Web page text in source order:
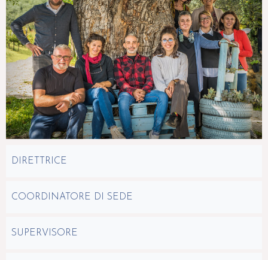
DIRETTRICE
COORDINATORE DI SEDE
SUPERVISORE